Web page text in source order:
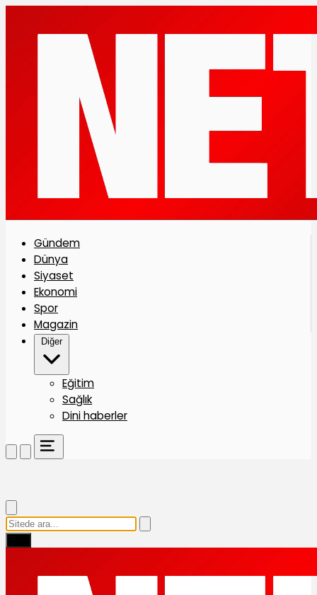
Gündem
Dünya
Siyaset
Ekonomi
Spor
Magazin
Diğer
Eğitim
Sağlık
Dini haberler